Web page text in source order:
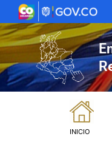
al
contenido
INICIO